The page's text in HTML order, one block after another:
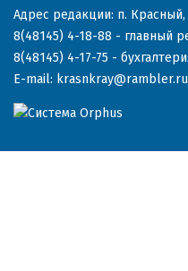
Адрес редакции: п. Красный,
8(48145) 4-18-88 - главный
8(48145) 4-17-75 -
E-mail: krasnkray@rambler.ru